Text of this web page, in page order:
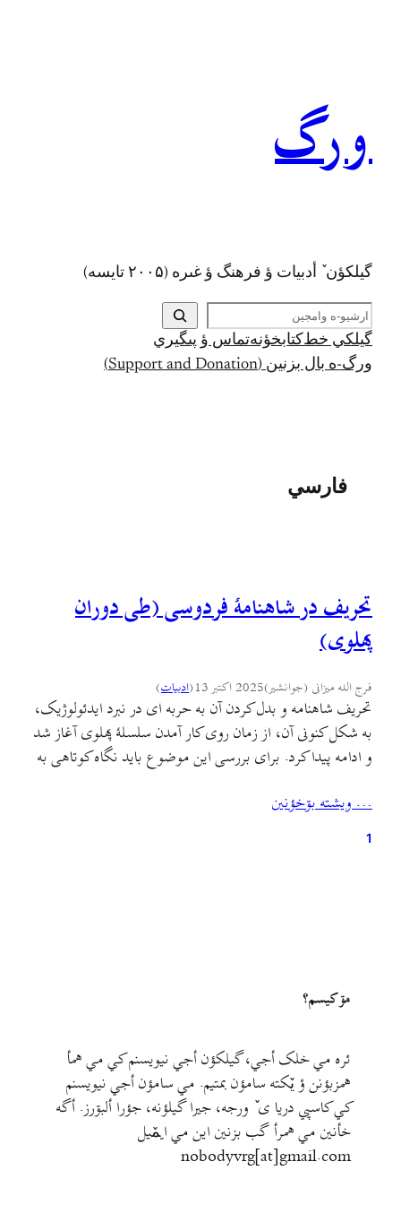
ورگ
گيلکؤن ٚ أدبیات ؤ فرهنگ ؤ غىره (۲۰۰۵ تايسه)
ج
س
ت
ج
گيلکي خط کتابخؤنهتماس ؤ پىگيري
ورگ-ه بال بزنين (Support and Donation)
فارسي
تحریف در شاهنامهٔ فردوسی (طی دوران
پهلوی)
فرج الله میزانی (جوانشیر)2025 اکتبر 13 (ادبيات)
تحریف شاهنامه و بدل کردن آن به حربه ای در نبرد ایدئولوژیک،
به شکل کنونی آن، از زمان روی کار آمدن سلسلهٔ پهلوی آغاز شد
و ادامه پیدا کرد. برای بررسی این موضوع باید نگاه کوتاهی به
سلسله بیاندازیم. کودتای سوم اسفند نقطهٔ پایانی بود…
… ويشته بۊخؤنين
1
مۊ کيسم؟
ئره مي خلک أجي، گيلکؤن أجي نيويسنم کي مي همأ
همزبؤنن ؤ يٚکته سامؤن بمتيم. مي سامؤن أجي نيويسنم
کي کاسپي دريا ی ٚ ورجه، جيرا گيلؤنه، جؤرا ألبۊرز. أگه
خأنين مي همرأ گب بزنين اين مي ايمٚیل‌ ‌
nobodyvrg[at]gmail.com